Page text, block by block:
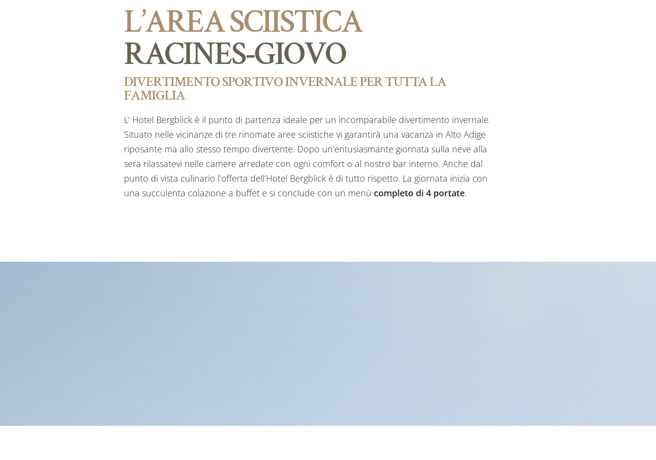
L’AREA SCIISTICA
RACINES-GIOVO
DIVERTIMENTO SPORTIVO INVERNALE PER TUTTA LA
FAMIGLIA
L’ Hotel Bergblick è il punto di partenza ideale per un incomparabile divertimento invernale.
Situato nelle vicinanze di tre rinomate aree sciistiche vi garantirà una vacanza in Alto Adige
riposante ma allo stesso tempo divertente. Dopo un’entusiasmante giornata sulla neve alla
sera rilassatevi nelle camere arredate con ogni comfort o al nostro bar interno. Anche dal
punto di vista culinario l’offerta dell’Hotel Bergblick è di tutto rispetto. La giornata inizia con
una succulenta colazione a buffet e si conclude con un menù completo di 4 portate.